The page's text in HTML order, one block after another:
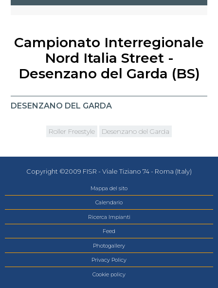
Campionato Interregionale
Nord Italia Street -
Desenzano del Garda (BS)
DESENZANO DEL GARDA
Roller Freestyle Desenzano del Garda
Copyright ©2009 FISR - Viale Tiziano 74 - Roma (Italy)
Mappa del sito
Calendario
Ricerca Impianti
Feed
Photogallery
Privacy Policy
Cookie policy